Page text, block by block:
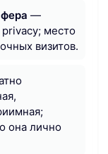
—
место
визитов.
она лично